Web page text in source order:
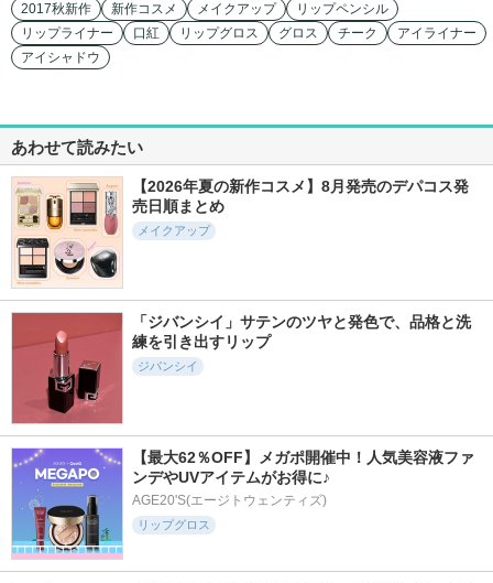
2017秋新作 新作コスメ メイクアップ
リップペンシル
リップライナー
口紅 リップグロス グロス チーク
アイライナー
アイシャドウ
あわせて読みたい
【2026年夏の新作コスメ】8月発売のデパコス発
売日順まとめ
メイクアップ
「ジバンシイ」サテンのツヤと発色で、品格と洗
練を引き出すリップ
ジバンシイ
【最大62％OFF】メガポ開催中！人気美容液ファ
ンデやUVアイテムがお得に♪
AGE20'S(エージトウェンティズ)
リップグロス